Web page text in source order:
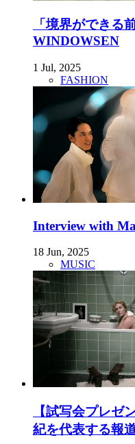
「境界ができる
WINDOWSEN
1 Jul, 2025
FASHION
Interview with
18 Jun, 2025
MUSIC
【試写会プレゼ
紀を代表する報